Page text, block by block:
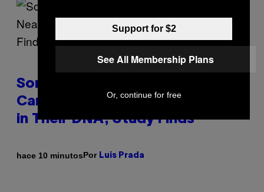
Some Humans May Still Be
Carrying Neanderthal Strength
in Their DNA, Study Finds
hace 10 minutosPor Luis Prada
Support for $2
See All Membership Plans
Or, continue for free